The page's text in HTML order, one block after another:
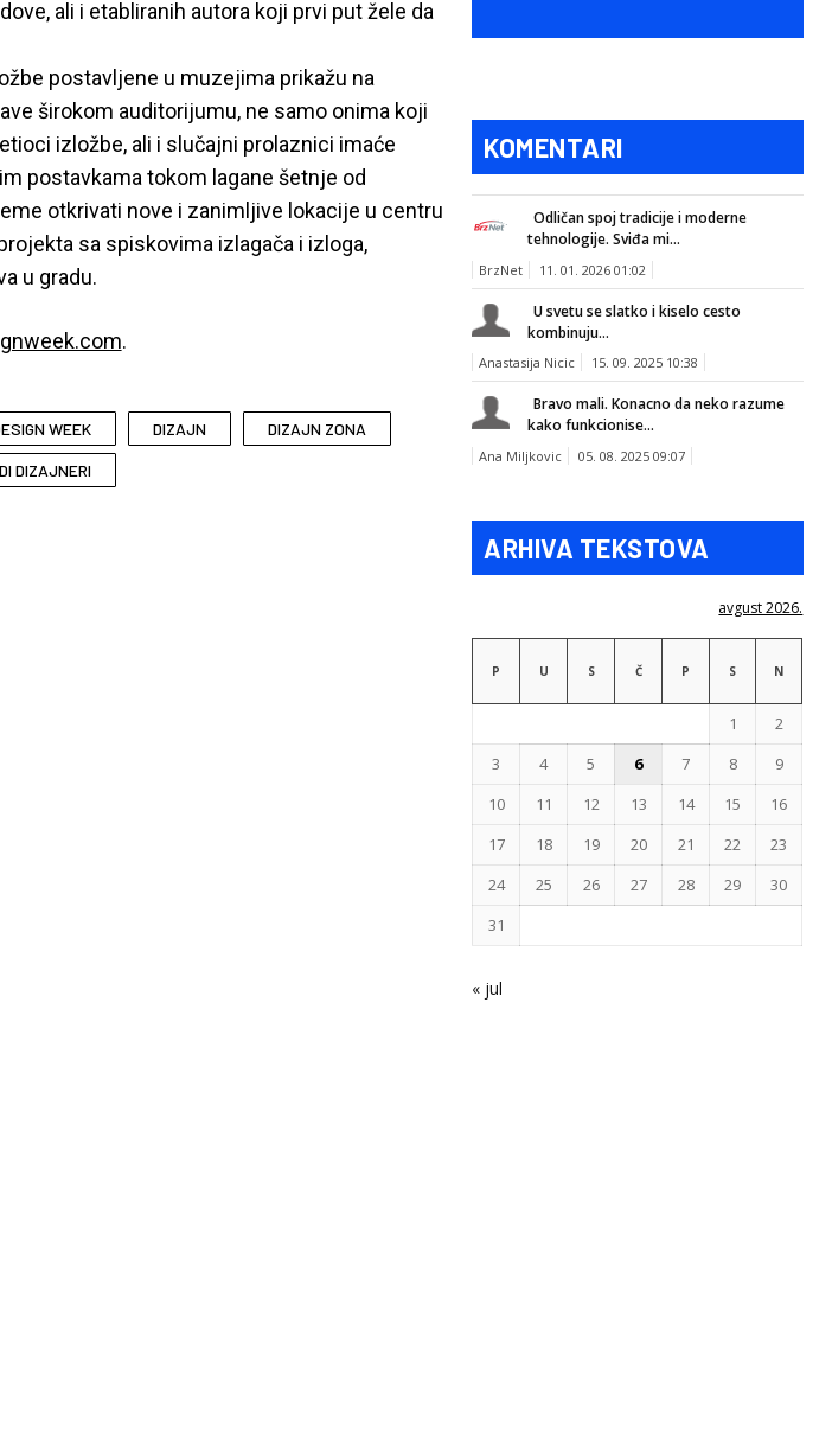
ali i etabliranih autora koji prvi put žele da
postavljene u muzejima prikažu na
širokom auditorijumu, ne samo onima koji
izložbe, ali i slučajni prolaznici imaće
postavkama tokom lagane šetnje od
otkrivati nove i zanimljive lokacije u centru
sa spiskovima izlagača i izloga,
u gradu.
.
WEEK DIZAJN DIZAJN ZONA
DIZAJNERI
KOMENTARI
Odličan spoj tradicije i moderne
tehnologije. Sviđa mi...
BrzNet 11. 01. 2026 01:02
U svetu se slatko i kiselo cesto
kombinuju...
Anastasija Nicic 15. 09. 2025 10:38
Bravo mali. Konacno da neko razume
kako funkcionise...
Ana Miljkovic 05. 08. 2025 09:07
ARHIVA TEKSTOVA
avgust 2026.
P U S Č P S N
1
2
3
4 5 6 7 8
9
10
11 12 13 14 15
16
17
18 19 20 21 22
23
24
25 26 27 28 29
30
31
« jul